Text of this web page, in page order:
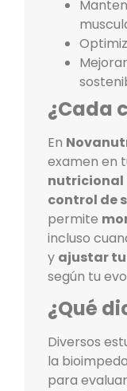
¿Cada
En
examen en
nutricional
control de
permite
incluso
y ajustar
según tu
¿Qué
Diversos
la
para